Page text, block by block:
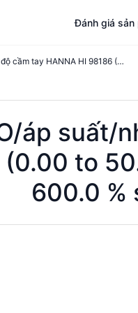
Đánh giá sản
Máy đo DO/áp suất/nhiệt độ cầm tay HANNA HI 98186 (0.00 to 50.00 mg/L (ppm); 0.0 to 600.0 % saturation)
áp suất/
(0.00 to
600.0 %